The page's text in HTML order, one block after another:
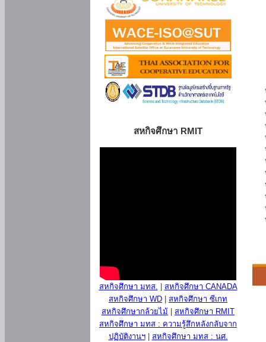
สหกิจศึกษา RMIT
สหกิจศึกษา มทส.
สหกิจศึกษา CANADA
สหกิจศึกษา WD
สหกิจศึกษา ซีเกท
สหกิจศึกษากล้วยไม้
สหกิจศึกษา RMIT
สหกิจศึกษา มทส : ความรู้สึกหลังกลับจาก
ปฏิบัติงานฯ| สหกิจศึกษา มทส : นศ.